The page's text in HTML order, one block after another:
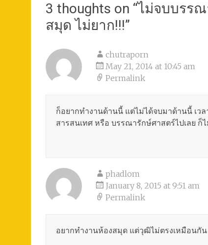
3 thoughts on “ไม่จบบรรณ
สมุด ไม่ยาก!!!”
chutraporn
May 21, 2014 at 10:45 am
Permalink
ก็อยากทำงานด้านนี้ แต่ไม่ได้จบมาด้านนี้ เวล
สารสนเทศ หรือ บรรณารักษ์ศาสตร์ไปเลย ก็ไ
phadlom
January 8, 2015 at 9:51 am
Permalink
อยากทำงานห้องสมุด แต่วุฒิไม่ตรงเหมือนกั